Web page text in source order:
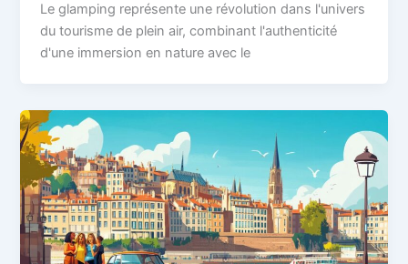
Le glamping représente une révolution dans l'univers
du tourisme de plein air, combinant l'authenticité
d'une immersion en nature avec le